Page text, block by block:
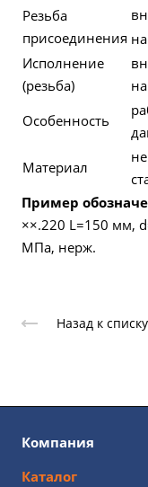
Резьба
присоединения
Исполнение
(резьба)
Особенность
Материал
Пример
××.220 L=150 мм,
МПа, нерж.
Назад к списку
Компания
Каталог